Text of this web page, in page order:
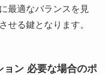
最適なバランスを見
せる鍵となります。
ン 必要な場合のポ